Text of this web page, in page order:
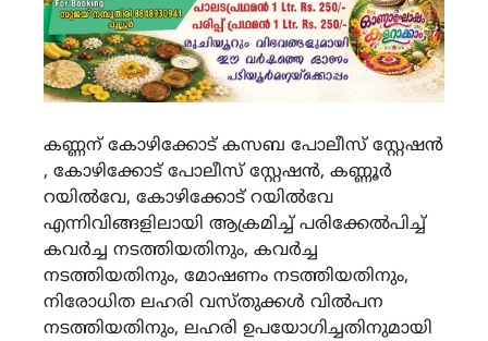
കണ്ണന് കോഴിക്കോട് കസബ പോലീസ് സ്റ്റേഷൻ
, കോഴിക്കോട് പോലീസ് സ്റ്റേഷൻ, കണ്ണൂർ
റയിൽവേ, കോഴിക്കോട് റയിൽവേ
എന്നിവിങ്ങളിലായി ആക്രമിച്ച് പരിക്കേൽപിച്ച്
കവർച്ച നടത്തിയതിനും, കവർച്ച
നടത്തിയതിനും, മോഷണം നടത്തിയതിനും,
നിരോധിത ലഹരി വസ്തുക്കൾ വിൽപന
നടത്തിയതിനും, ലഹരി ഉപയോഗിച്ചതിനുമായി